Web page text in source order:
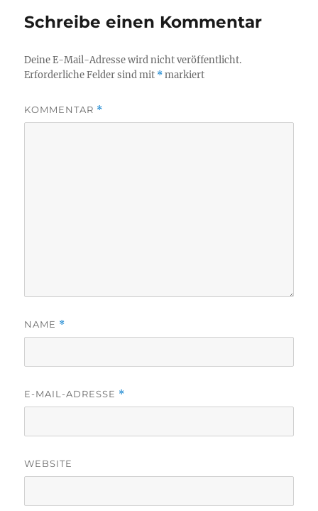
Schreibe einen Kommentar
Deine E-Mail-Adresse wird nicht veröffentlicht.
Erforderliche Felder sind mit *markiert
KOMMENTAR *
NAME *
E-MAIL-ADRESSE *
WEBSITE